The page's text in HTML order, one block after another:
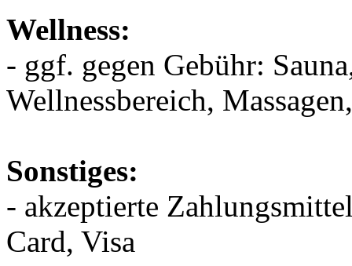
Wellness:
- ggf. gegen Gebühr:
Wellnessbereich,
Sonstiges:
- akzeptierte
Card, Visa